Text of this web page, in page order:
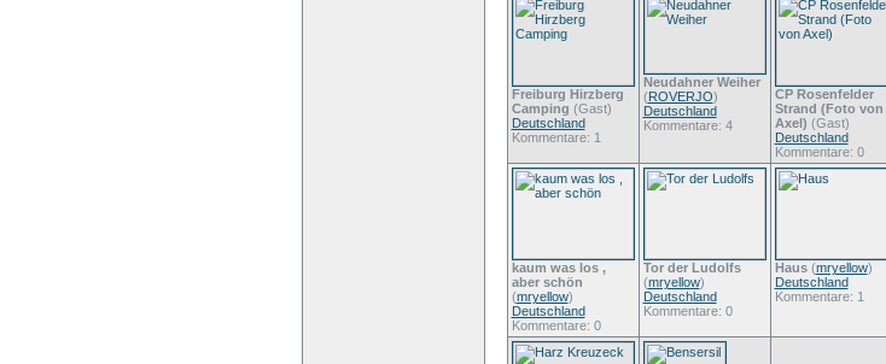
Freiburg Hirzberg
Camping (Gast)
Deutschland
Kommentare: 1
Neudahner Weiher
(ROVERJO)
Deutschland
Kommentare: 4
CP Rosenfelder
Strand (Foto von
Axel) (Gast)
Deutschland
Kommentare: 0
kaum was los ,
aber schön
(mryellow)
Deutschland
Kommentare: 0
Tor der Ludolfs
(mryellow)
Deutschland
Kommentare: 0
Haus(mryellow)
Deutschland
Kommentare: 1